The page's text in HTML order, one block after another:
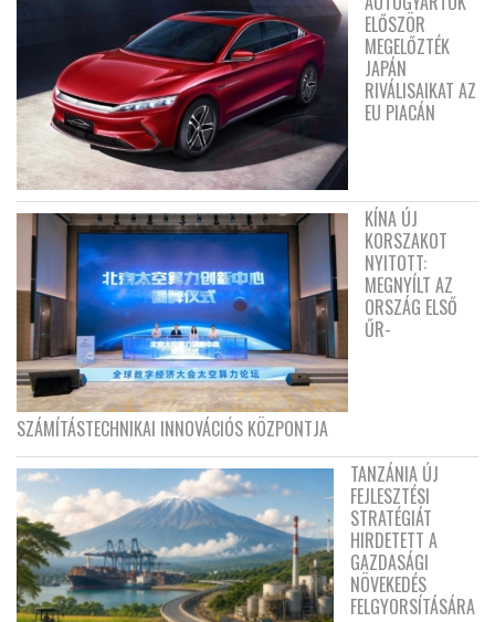
ELŐSZÖR
MEGELŐZTÉK
JAPÁN
RIVÁLISAIKAT AZ
EU PIACÁN
KÍNA ÚJ
KORSZAKOT
NYITOTT:
MEGNYÍLT AZ
ORSZÁG ELSŐ
ŰR-
SZÁMÍTÁSTECHNIKAI INNOVÁCIÓS KÖZPONTJA
TANZÁNIA ÚJ
FEJLESZTÉSI
STRATÉGIÁT
HIRDETETT A
GAZDASÁGI
NÖVEKEDÉS
FELGYORSÍTÁSÁRA